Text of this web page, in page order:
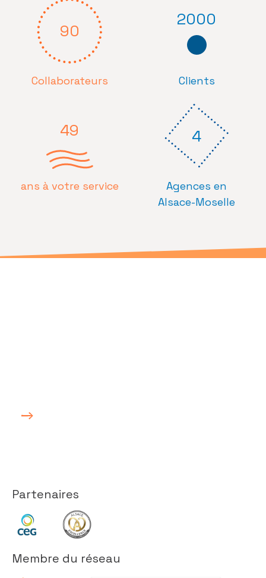
90
Collaborateurs
2000
Clients
49
ans à votre service
4
Agences en
Alsace-Moselle
Partenaires
Membre du réseau